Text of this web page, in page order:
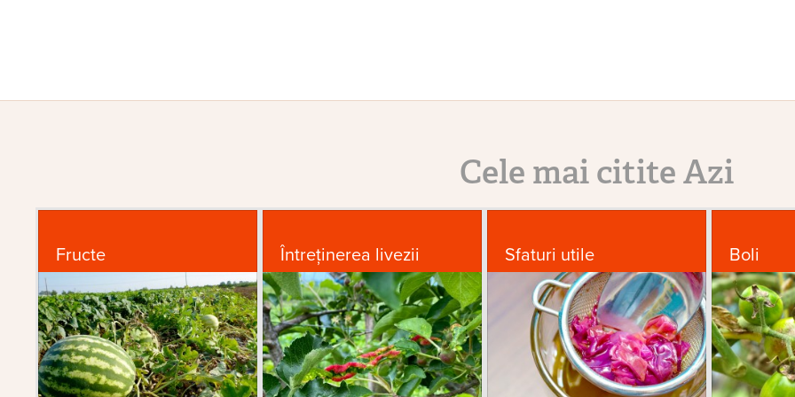
Cele mai citite Azi
Fructe Întreținerea livezii Sfaturi utile Boli